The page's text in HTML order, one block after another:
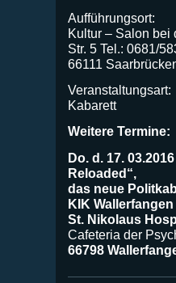
Aufführungsort:
Kultur – Salon bei
Str. 5 Tel.: 0681/
66111
Veranstaltungsart:
Kabarett
Weitere Termine:
Do. d. 17.
Reloaded“,
das neue
KIK
St. Nikolaus
Cafeteria der
66798